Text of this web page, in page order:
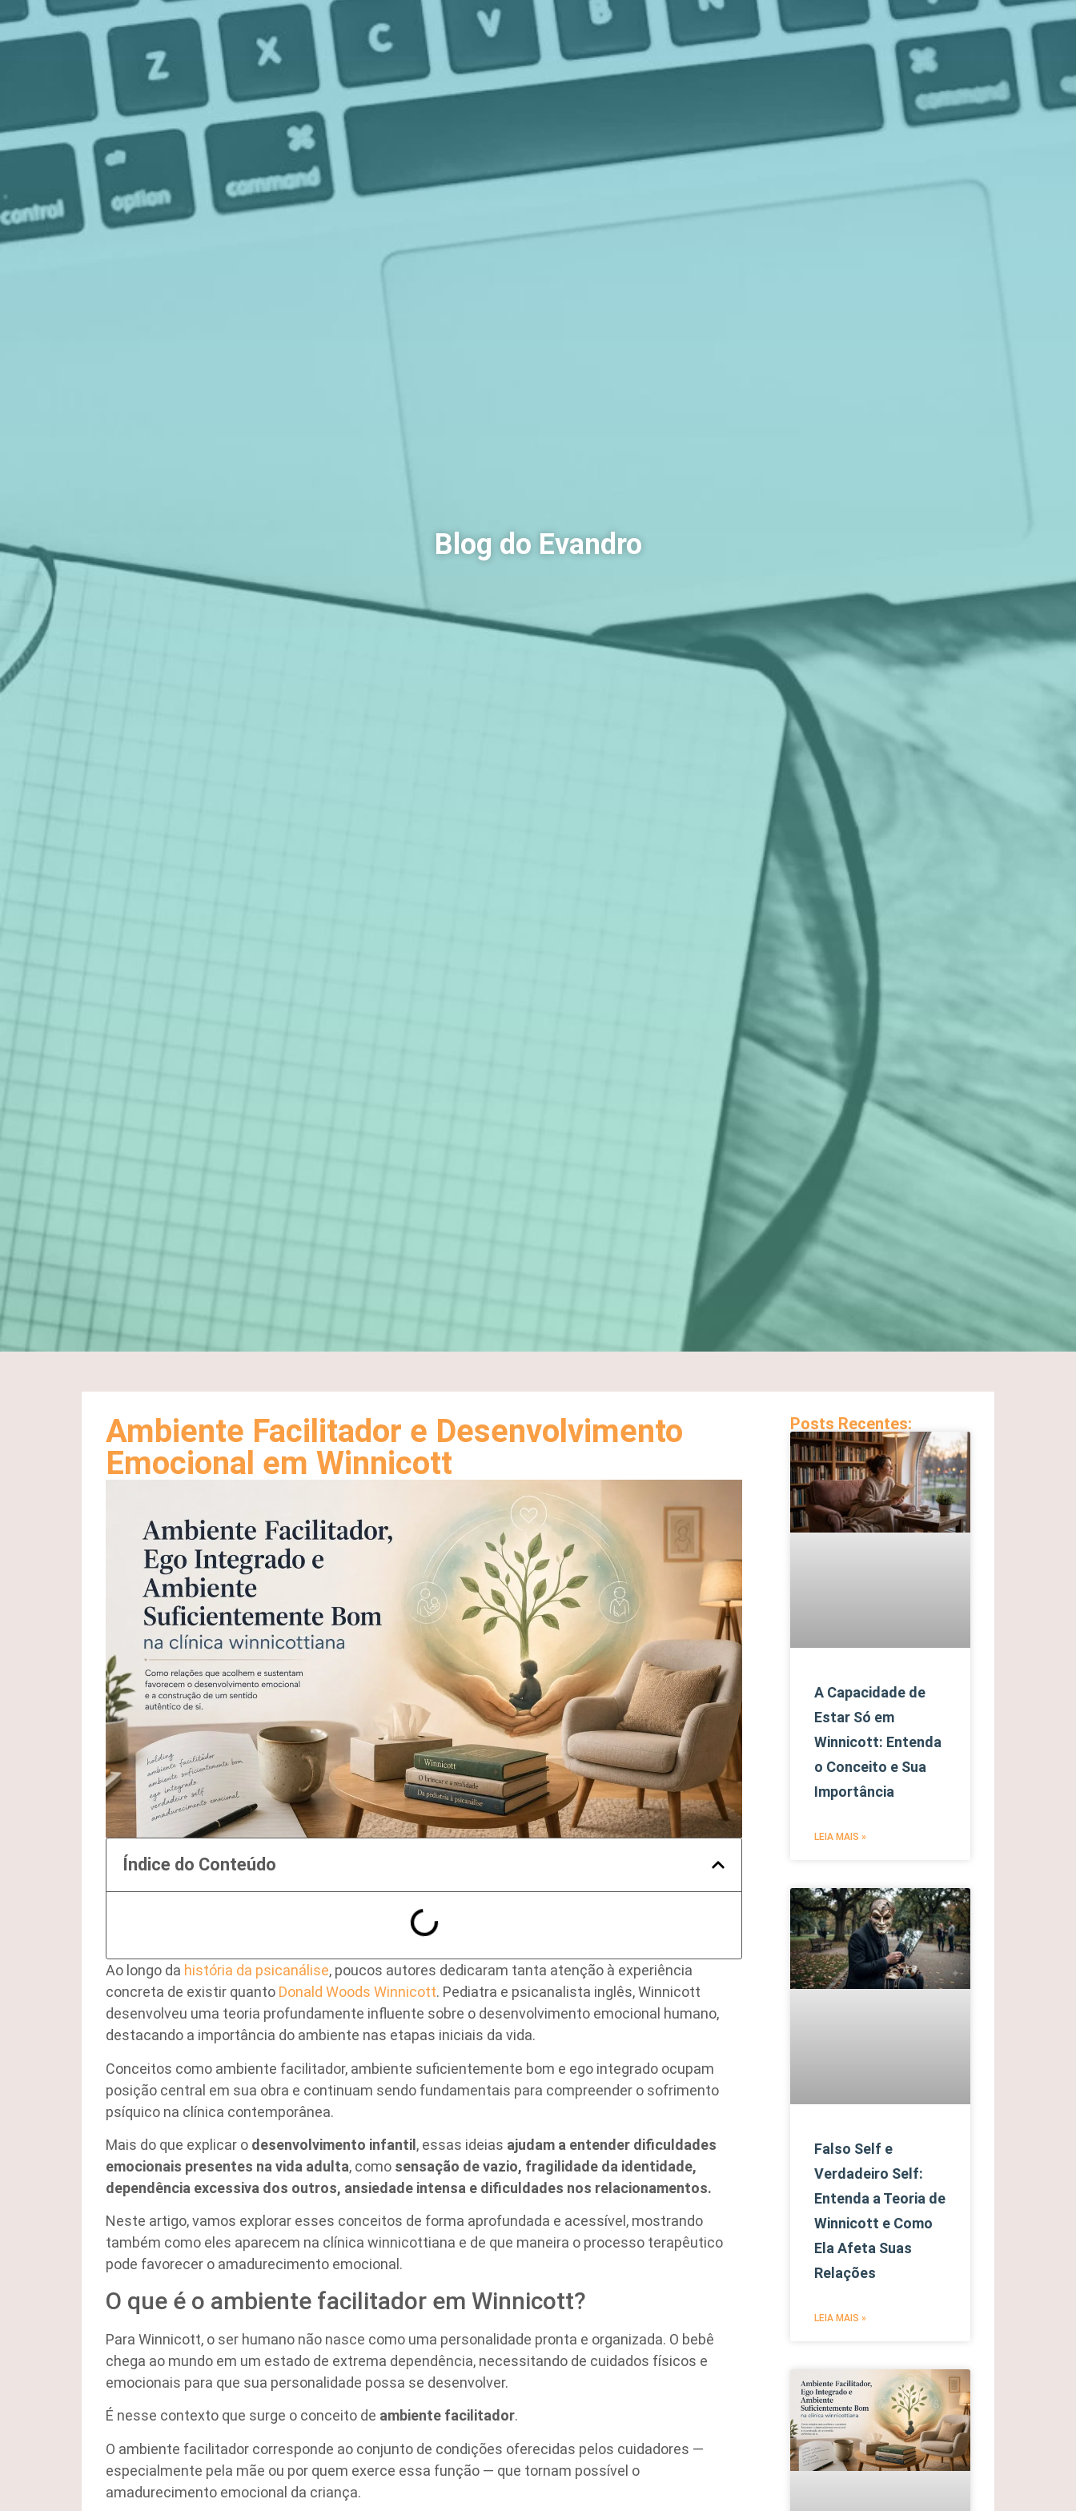
Blog do Evandro
Ambiente Facilitador e Desenvolvimento
Emocional em Winnicott
Índice do Conteúdo
Ao longo da história da psicanálise, poucos autores dedicaram tanta atenção à experiência
concreta de existir quanto Donald Woods Winnicott. Pediatra e psicanalista inglês, Winnicott
desenvolveu uma teoria profundamente influente sobre o desenvolvimento emocional humano,
destacando a importância do ambiente nas etapas iniciais da vida.
Conceitos como ambiente facilitador, ambiente suficientemente bom e ego integrado ocupam
posição central em sua obra e continuam sendo fundamentais para compreender o sofrimento
psíquico na clínica contemporânea.
Mais do que explicar o desenvolvimento infantil , essas ideias ajudam a entender dificuldades
emocionais presentes na vida adulta, como sensação de vazio, fragilidade da identidade,
dependência excessiva dos outros, ansiedade intensa e dificuldades nos relacionamentos.
Neste artigo, vamos explorar esses conceitos de forma aprofundada e acessível, mostrando
também como eles aparecem na clínica winnicottiana e de que maneira o processo terapêutico
pode favorecer o amadurecimento emocional.
O que é o ambiente facilitador em Winnicott?
Para Winnicott, o ser humano não nasce como uma personalidade pronta e organizada. O bebê
chega ao mundo em um estado de extrema dependência, necessitando de cuidados físicos e
emocionais para que sua personalidade possa se desenvolver.
É nesse contexto que surge o conceito de ambiente facilitador.
O ambiente facilitador corresponde ao conjunto de condições oferecidas pelos cuidadores —
especialmente pela mãe ou por quem exerce essa função — que tornam possível o
amadurecimento emocional da criança.
Posts Recentes:
A Capacidade de
Estar Só em
Winnicott: Entenda
o Conceito e Sua
Importância
LEIA MAIS »
Falso Self e
Verdadeiro Self:
Entenda a Teoria de
Winnicott e Como
Ela Afeta Suas
Relações
LEIA MAIS »